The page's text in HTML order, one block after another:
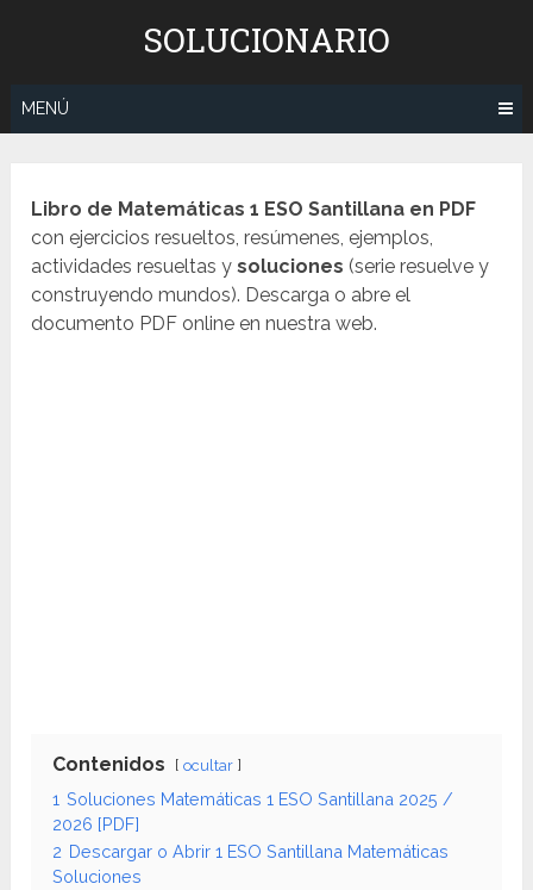
SOLUCIONARIO
MENÚ
Libro de Matemáticas 1 ESO Santillana en PDF
con ejercicios resueltos, resúmenes, ejemplos,
actividades resueltas ysoluciones (serie resuelve y
construyendo mundos). Descarga o abre el
documento PDF online en nuestra web.
Contenidos ocultar
1 Soluciones Matemáticas 1 ESO Santillana 2025 /
2026 [PDF]
2 Descargar o Abrir 1 ESO Santillana Matemáticas
Soluciones